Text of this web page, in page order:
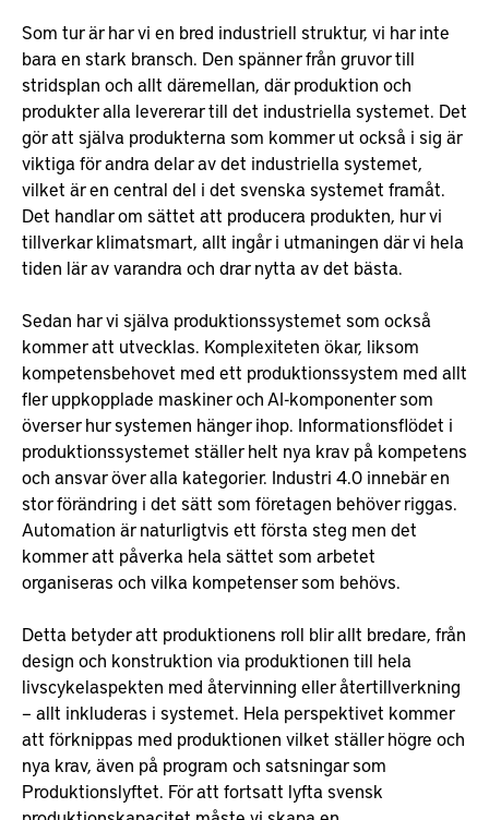
Som tur är har vi en bred industriell struktur, vi har inte
bara en stark bransch. Den spänner från gruvor till
stridsplan och allt däremellan, där produktion och
produkter alla levererar till det industriella systemet. Det
gör att själva produkterna som kommer ut också i sig är
viktiga för andra delar av det industriella systemet,
vilket är en central del i det svenska systemet framåt.
Det handlar om sättet att producera produkten, hur vi
tillverkar klimatsmart, allt ingår i utmaningen där vi hela
tiden lär av varandra och drar nytta av det bästa.
Sedan har vi själva produktionssystemet som också
kommer att utvecklas. Komplexiteten ökar, liksom
kompetensbehovet med ett produktionssystem med allt
fler uppkopplade maskiner och AI-komponenter som
överser hur systemen hänger ihop. Informationsflödet i
produktionssystemet ställer helt nya krav på kompetens
och ansvar över alla kategorier. Industri 4.0 innebär en
stor förändring i det sätt som företagen behöver riggas.
Automation är naturligtvis ett första steg men det
kommer att påverka hela sättet som arbetet
organiseras och vilka kompetenser som behövs.
Detta betyder att produktionens roll blir allt bredare, från
design och konstruktion via produktionen till hela
livscykelaspekten med återvinning eller återtillverkning
– allt inkluderas i systemet. Hela perspektivet kommer
att förknippas med produktionen vilket ställer högre och
nya krav, även på program och satsningar som
Produktionslyftet. För att fortsatt lyfta svensk